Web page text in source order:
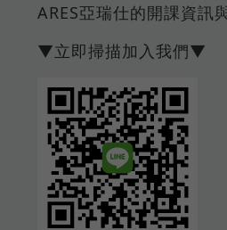
ARES亞瑞仕的開課資訊
▼立即掃描加入我們▼